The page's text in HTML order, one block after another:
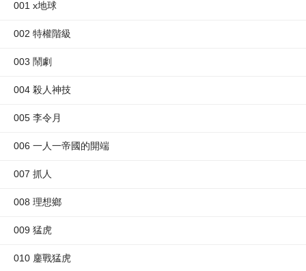
001 x地球
002 特權階級
003 鬧劇
004 殺人神技
005 李令月
006 一人一帝國的開端
007 抓人
008 理想鄉
009 猛虎
010 鏖戰猛虎